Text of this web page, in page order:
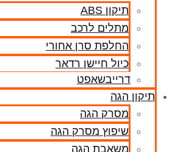
תיקון ABS
מתלים לרכב
החלפת סרן אחורי
כיול חיישן רדאר
דרייבשאפט
תיקון הגה
מסרק הגה
שיפוץ מסרק הגה
משאבת הגה